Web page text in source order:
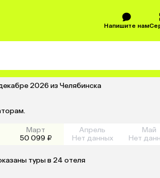
Напишите нам
2026 из Челябинска
Март
50 099 ₽
Апрель
Нет данных
Май
Нет
туры в 24 отеля